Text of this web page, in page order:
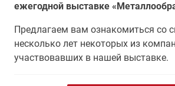
ежегодной выставке
Предлагаем вам ознакомиться со
несколько лет некоторых из
участвовавших в нашей выставке.